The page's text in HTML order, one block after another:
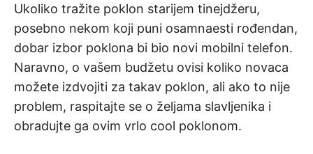
Ukoliko tražite poklon starijem tinejdžeru,
posebno nekom koji puni osamnaesti rođendan,
dobar izbor poklona bi bio novi mobilni telefon.
Naravno, o vašem budžetu ovisi koliko novaca
možete izdvojiti za takav poklon, ali ako to nije
problem, raspitajte se o željama slavljenika i
obradujte ga ovim vrlo cool poklonom.